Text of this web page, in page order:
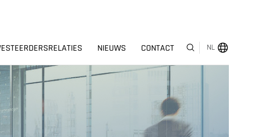
NIEUWS CONTACT NL
MENU
BEDRIJFSSEGMENTEN